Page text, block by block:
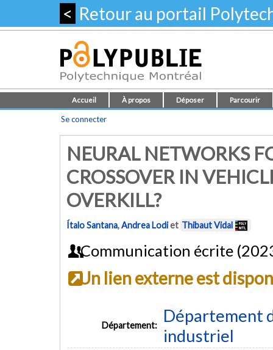
< Retour au portail
Accueil À propos Déposer Parcourir
Se connecter
NEURAL NETWORKS
CROSSOVER IN
OVERKILL?
Ítalo Santana,Andrea Lodiet Thibaut Vidal
Communication écrite
Un lien externe est
Département:
Département
industriel